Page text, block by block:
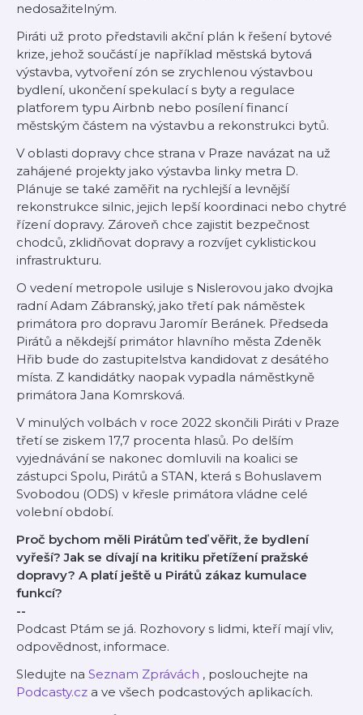
nedosažitelným.
Piráti už proto představili akční plán k řešení bytové
krize, jehož součástí je například městská bytová
výstavba, vytvoření zón se zrychlenou výstavbou
bydlení, ukončení spekulací s byty a regulace
platforem typu Airbnb nebo posílení financí
městským částem na výstavbu a rekonstrukci bytů.
V oblasti dopravy chce strana v Praze navázat na už
zahájené projekty jako výstavba linky metra D.
Plánuje se také zaměřit na rychlejší a levnější
rekonstrukce silnic, jejich lepší koordinaci nebo chytré
řízení dopravy. Zároveň chce zajistit bezpečnost
chodců, zklidňovat dopravy a rozvíjet cyklistickou
infrastrukturu.
O vedení metropole usiluje s Nislerovou jako dvojka
radní Adam Zábranský, jako třetí pak náměstek
primátora pro dopravu Jaromír Beránek. Předseda
Pirátů a někdejší primátor hlavního města Zdeněk
Hřib bude do zastupitelstva kandidovat z desátého
místa. Z kandidátky naopak vypadla náměstkyně
primátora Jana Komrsková.
V minulých volbách v roce 2022 skončili Piráti v Praze
třetí se ziskem 17,7 procenta hlasů. Po delším
vyjednávání se nakonec domluvili na koalici se
zástupci Spolu, Pirátů a STAN, která s Bohuslavem
Svobodou (ODS) v křesle primátora vládne celé
volební období.
Proč bychom měli Pirátům teď věřit, že bydlení
vyřeší? Jak se dívají na kritiku přetížení pražské
dopravy? A platí ještě u Pirátů zákaz kumulace
funkcí?
--
Podcast Ptám se já. Rozhovory s lidmi, kteří mají vliv,
odpovědnost, informace.
Sledujte na Seznam Zprávách , poslouchejte na
Podcasty.cz a ve všech podcastových aplikacích.